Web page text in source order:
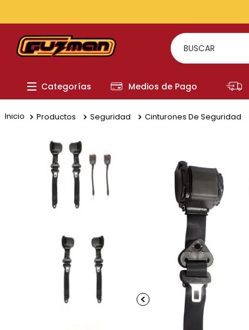
BUSCAR
Categorías Medios de Pago
Productos Seguridad Cinturones De Seguridad
2